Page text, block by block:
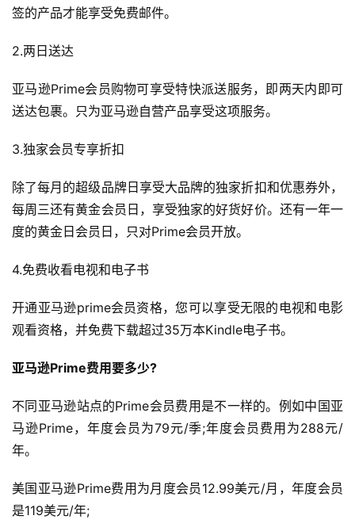
首
全
开
跨
境
科
签的产品才能享受免费邮件。
2.两日送达
亚马逊Prime会员购物可享受特快派送服务，即两天内即可
送达包裹。只为亚马逊自营产品享受这项服务。
3.独家会员专享折扣
除了每月的超级品牌日享受大品牌的独家折扣和优惠券外，
每周三还有黄金会员日，享受独家的好货好价。还有一年一
度的黄金日会员日，只对Prime会员开放。
4.免费收看电视和电子书
开通亚马逊prime会员资格，您可以享受无限的电视和电影
观看资格，并免费下载超过35万本Kindle电子书。
亚马逊Prime费用要多少?
不同亚马逊站点的Prime会员费用是不一样的。例如中国亚
马逊Prime，年度会员为79元/季;年度会员费用为288元/
年。
美国亚马逊Prime费用为月度会员12.99美元/月，年度会员
是119美元/年;